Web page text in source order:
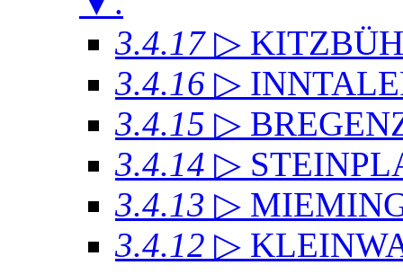
3.4.17 ▷
3.4.16 ▷
3.4.15 ▷
3.4.14 ▷
3.4.13 ▷
3.4.12 ▷